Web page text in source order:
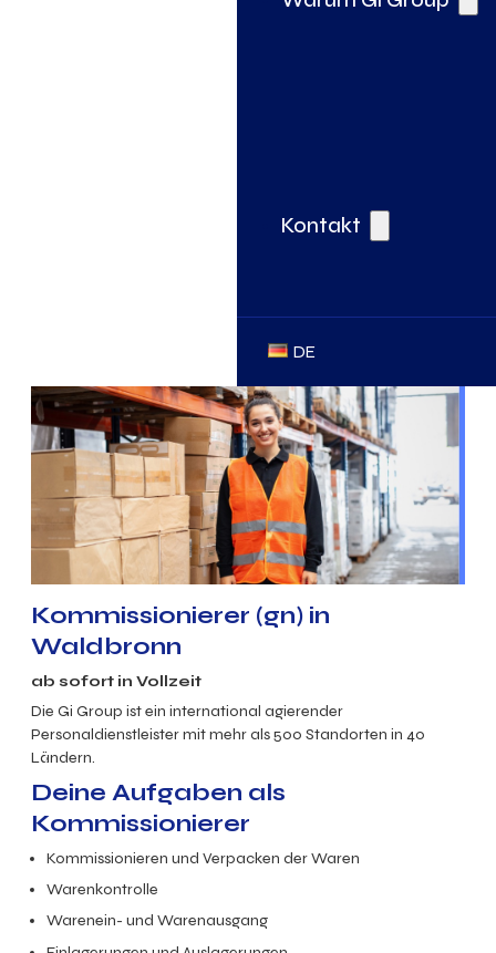
Kontakt
DE
Kommissionierer (gn) in
Waldbronn
ab sofort in Vollzeit
Die Gi Group ist ein international agierender
Personaldienstleister mit mehr als 500 Standorten in 40
Ländern.
Deine Aufgaben als
Kommissionierer
Kommissionieren und Verpacken der Waren
Warenkontrolle
Warenein- und Warenausgang